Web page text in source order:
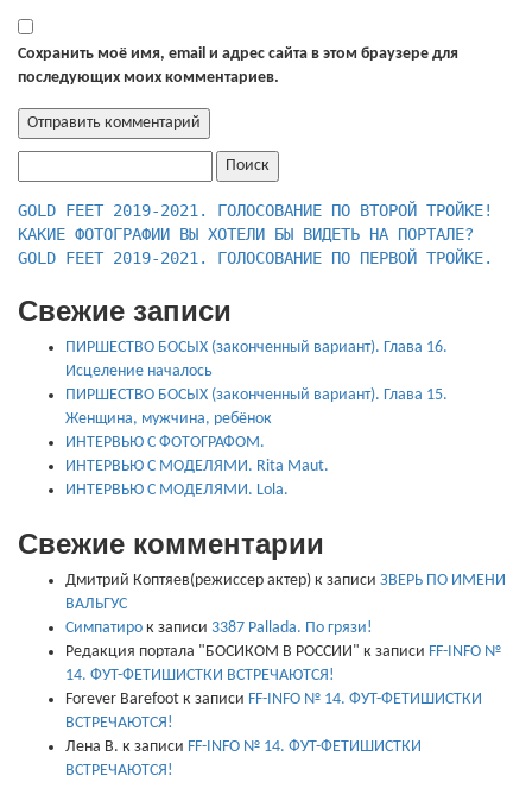
Сохранить моё имя, email и адрес сайта в этом браузере для
последующих моих комментариев.
КАКИЕ ФОТОГРАФИИ ВЫ ХОТЕЛИ БЫ ВИДЕТЬ НА ПОРТАЛЕ?
GOLD FEET 2019-2021. ГОЛОСОВАНИЕ ПО ПЕРВОЙ ТРОЙКЕ.
Свежие записи
ПИРШЕСТВО БОСЫХ (законченный вариант). Глава 16.
Исцеление началось
ПИРШЕСТВО БОСЫХ (законченный вариант). Глава 15.
Женщина, мужчина, ребёнок
ИНТЕРВЬЮ С ФОТОГРАФОМ.
ИНТЕРВЬЮ С МОДЕЛЯМИ. Rita Maut.
ИНТЕРВЬЮ С МОДЕЛЯМИ. Lola.
Свежие комментарии
Дмитрий Коптяев(режиссер актер) к записи ЗВЕРЬ ПО ИМЕНИ
ВАЛЬГУС
Симпатиро к записи 3387 Pallada. По грязи!
Редакция портала "БОСИКОМ В РОССИИ" к записи FF-INFO №
14. ФУТ-ФЕТИШИСТКИ ВСТРЕЧАЮТСЯ!
Forever Barefoot к записи FF-INFO № 14. ФУТ-ФЕТИШИСТКИ
ВСТРЕЧАЮТСЯ!
Лена В. к записи FF-INFO № 14. ФУТ-ФЕТИШИСТКИ
ВСТРЕЧАЮТСЯ!